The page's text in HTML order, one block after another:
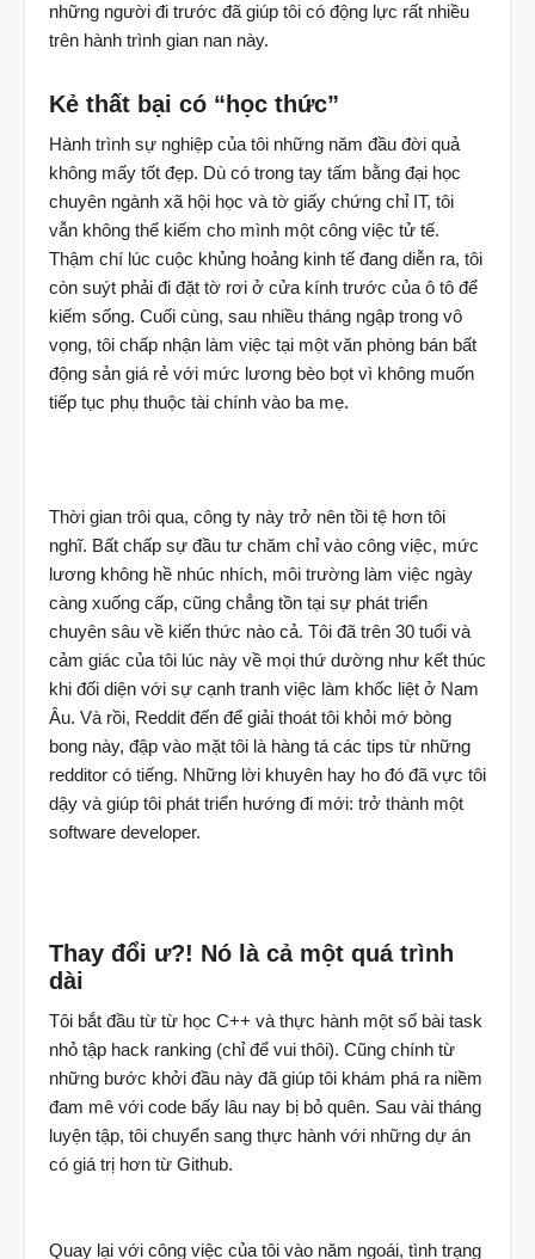
những người đi trước đã giúp tôi có động lực rất nhiều
trên hành trình gian nan này.
Kẻ thất bại có “học thức”
Hành trình sự nghiệp của tôi những năm đầu đời quả
không mấy tốt đẹp. Dù có trong tay tấm bằng đại học
chuyên ngành xã hội học và tờ giấy chứng chỉ IT, tôi
vẫn không thể kiếm cho mình một công việc tử tế.
Thậm chí lúc cuộc khủng hoảng kinh tế đang diễn ra, tôi
còn suýt phải đi đặt tờ rơi ở cửa kính trước của ô tô để
kiếm sống. Cuối cùng, sau nhiều tháng ngập trong vô
vọng, tôi chấp nhận làm việc tại một văn phòng bán bất
động sản giá rẻ với mức lương bèo bọt vì không muốn
tiếp tục phụ thuộc tài chính vào ba mẹ.
Thời gian trôi qua, công ty này trở nên tồi tệ hơn tôi
nghĩ. Bất chấp sự đầu tư chăm chỉ vào công việc, mức
lương không hề nhúc nhích, môi trường làm việc ngày
càng xuống cấp, cũng chẳng tồn tại sự phát triển
chuyên sâu về kiến thức nào cả. Tôi đã trên 30 tuổi và
cảm giác của tôi lúc này về mọi thứ dường như kết thúc
khi đối diện với sự cạnh tranh việc làm khốc liệt ở Nam
Âu. Và rồi, Reddit đến để giải thoát tôi khỏi mớ bòng
bong này, đập vào mặt tôi là hàng tá các tips từ những
redditor có tiếng. Những lời khuyên hay ho đó đã vực tôi
dậy và giúp tôi phát triển hướng đi mới: trở thành một
software developer.
Thay đổi ư?! Nó là cả một quá trình
dài
Tôi bắt đầu từ từ học C++ và thực hành một số bài task
nhỏ tập hack ranking (chỉ để vui thôi). Cũng chính từ
những bước khởi đầu này đã giúp tôi khám phá ra niềm
đam mê với code bấy lâu nay bị bỏ quên. Sau vài tháng
luyện tập, tôi chuyển sang thực hành với những dự án
có giá trị hơn từ Github.
Quay lại với công việc của tôi vào năm ngoái, tình trạng